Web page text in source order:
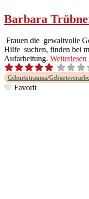
Barbara
Frauen die gewaltvolle
Hil­fe suchen, find­en bei
Aufar­beitung.
Geburtstrauma/
Favorit